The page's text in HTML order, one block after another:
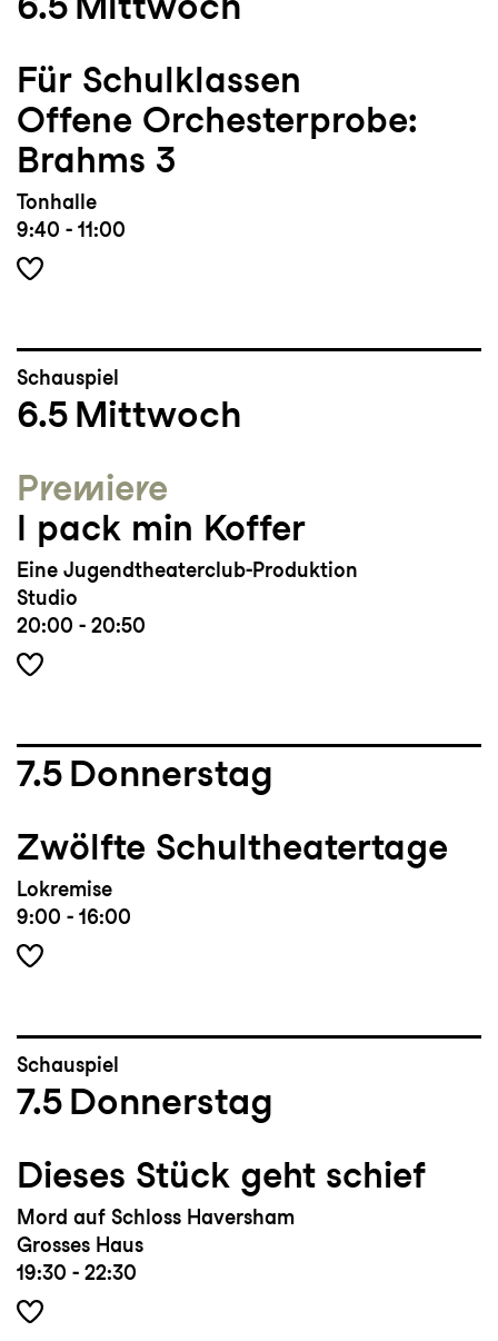
Für Schulklassen
Offene Orchesterprobe:
Brahms 3
Tonhalle
9:40 - 11:00
Schauspiel
6.5 Mittwoch
Premiere
I pack min Koffer
Eine Jugendtheaterclub-Produktion
Studio
20:00 - 20:50
7.5 Donnerstag
Zwölfte Schultheatertage
Lokremise
9:00 - 16:00
Schauspiel
7.5 Donnerstag
Dieses Stück geht schief
Mord auf Schloss Haversham
Grosses Haus
19:30 - 22:30